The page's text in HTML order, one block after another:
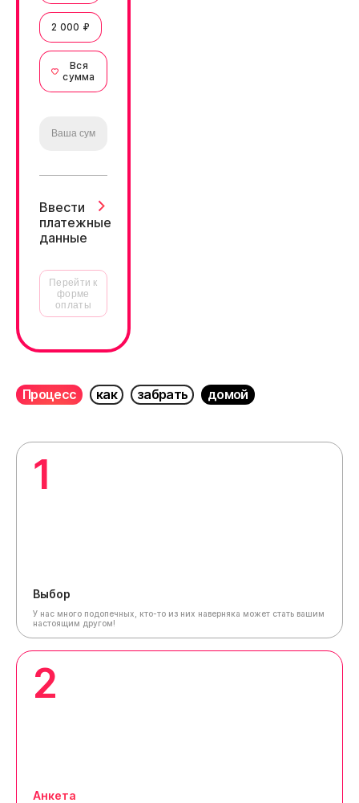
2 000 ₽
Вся
сумма
Ввести
платежные
данные
Перейти к
форме
оплаты
Процесс как забрать домой
1
Выбор
У нас много подопечных, кто-то из них наверняка может стать вашим
настоящим другом!
2
Анкета